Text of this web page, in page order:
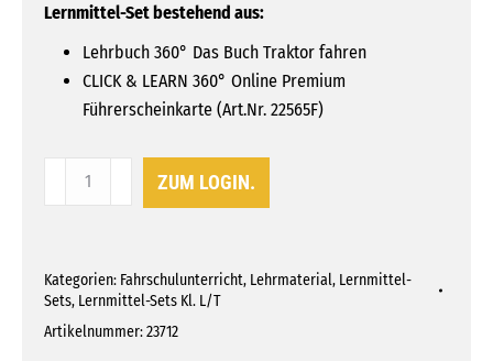
Lernmittel-Set bestehend aus:
Lehrbuch 360° Das Buch Traktor fahren
CLICK & LEARN 360° Online Premium
Führerscheinkarte (Art.Nr. 22565F)
Lernmittel-
online
Premium
Menge
ZUM LOGIN.
Kategorien: Fahrschulunterricht, Lehrmaterial, Lernmittel-
Sets, Lernmittel-Sets Kl. L/T
Artikelnummer:23712